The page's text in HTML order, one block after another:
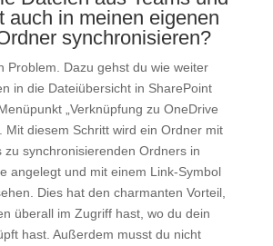
auch in meinen eigenen
synchronisieren?
Problem. Dazu gehst du wie weiter
in die Dateiübersicht in SharePoint
„Verknüpfung zu OneDrive
Mit diesem Schritt wird ein Ordner mit
zu synchronisierenden Ordners in
angelegt und mit einem Link-Symbol
Dies hat den charmanten Vorteil,
überall im Zugriff hast, wo du dein
hast. Außerdem musst du nicht